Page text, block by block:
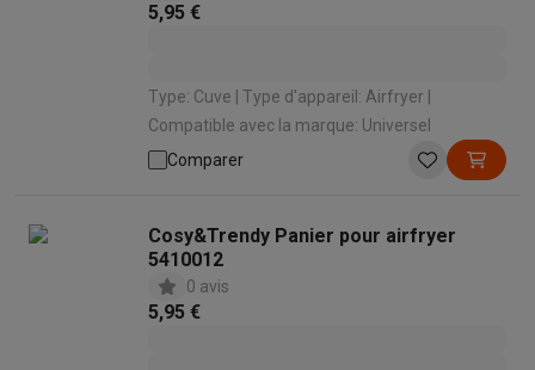
5,95 €
Type: Cuve | Type d'appareil: Airfryer |
Compatible avec la marque: Universel
Comparer
Cosy&Trendy Panier pour airfryer
5410012
0 avis
5,95 €